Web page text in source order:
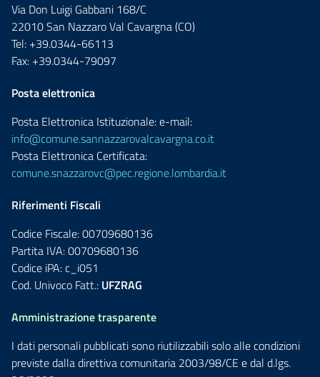
Via Don Luigi Gabbani 168/C
22010 San Nazzaro Val Cavargna (CO)
Tel: +39.0344-66113
Fax: +39.0344-79097
Posta elettronica
Posta Elettronica Istituzionale: e-mail:
info@comune.sannazzarovalcavargna.co.it
Posta Elettronica Certificata:
comune.snazzarovc@pec.regione.lombardia.it
Riferimenti Fiscali
Codice Fiscale: 00709680136
Partita IVA: 00709680136
Codice iPA: c_i051
Cod. Univoco Fatt.: UFZRAG
Amministrazione trasparente
I dati personali pubblicati sono riutilizzabili solo alle condizioni
previste dalla direttiva comunitaria 2003/98/CE e dal d.lgs.